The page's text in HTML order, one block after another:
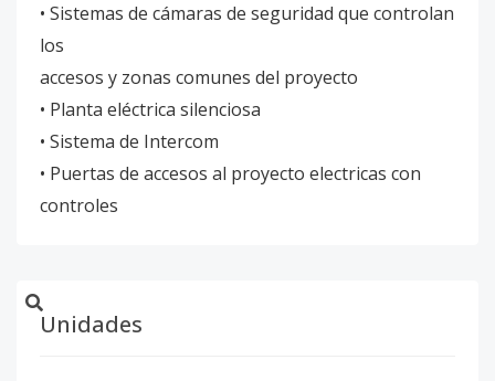
• Sistemas de cámaras de seguridad que controlan
los
accesos y zonas comunes del proyecto
• Planta eléctrica silenciosa
• Sistema de Intercom
• Puertas de accesos al proyecto electricas con
controles
Unidades